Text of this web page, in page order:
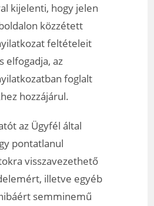
kijelenti, hogy jelen
közzétett
feltételeit
elfogadja, az
foglalt
hozzájárul.
az Ügyfél által
pontatlanul
visszavezethető
illetve egyéb
semminemű